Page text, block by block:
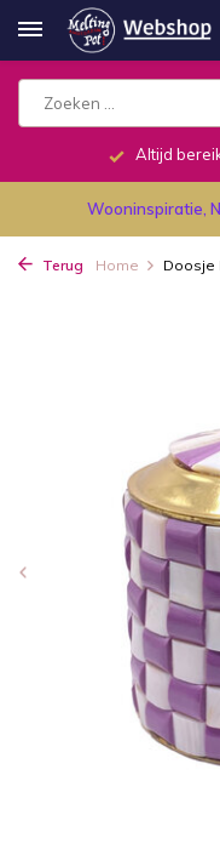
Altijd
Wooninspiratie,
Terug Home Doosje